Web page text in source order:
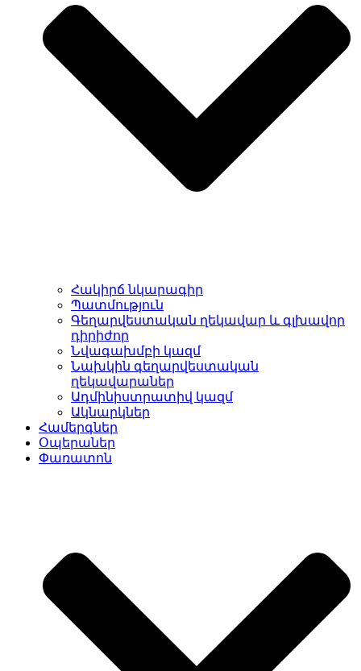
Հակիրճ նկարագիր
Պատմություն
Գեղարվեստական ղեկավար և գլխավոր
դիրիժոր
Նվագախմբի կազմ
Նախկին գեղարվեստական
ղեկավարաներ
Ադմինիստրատիվ կազմ
Ակնարկներ
Համերգներ
Օպերաներ
Փառատոն